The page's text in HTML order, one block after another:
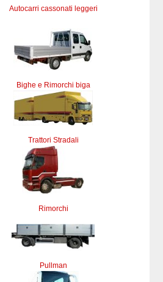
Autocarri cassonati leggeri
Bighe e Rimorchi biga
Trattori Stradali
Rimorchi
Pullman